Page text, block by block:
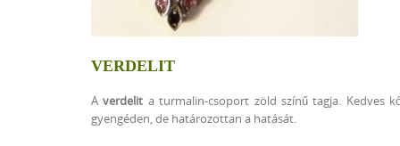
VERDELIT
Averdelit a turmalin-csoport zöld színű tagja. Kedves
gyengéden, de határozottan a hatását.